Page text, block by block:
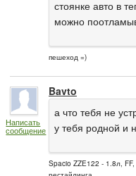
стоянке авто в
можно
пешеход =)
Написать
сообщение
Bavto
а что тебя не
у тебя родной и
Spacio ZZE122 - 1.8л,